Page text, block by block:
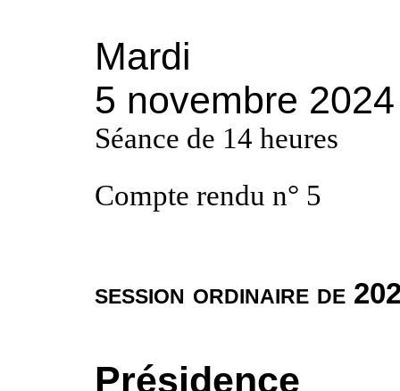
Mardi
5 novembre 2024
Séance de 14 heures
Compte rendu n° 5
session ordinaire de
Présidence